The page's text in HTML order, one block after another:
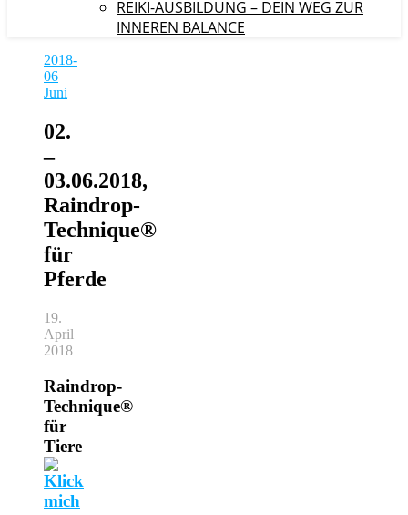
REIKI-AUSBILDUNG – DEIN WEG ZUR
INNEREN BALANCE
2018-
06
Juni
02.
–
03.06.2018,
Raindrop-
Technique®
für
Pferde
19.
April
2018
Raindrop-
Technique®
für
Tiere